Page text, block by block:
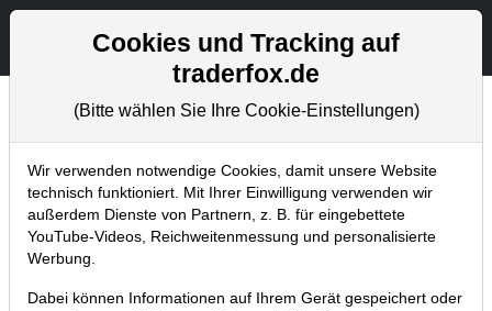
Aktien- und Artikelsuche
Chartanalysen
Home Blog Chartanalysen
Chartanalyse Tesla: Elon Musk zeigt
es seinen Kritikern - Aktie mit
Verdopplungspotenzial!
Cookies und Tracking auf
traderfox.de
(Bitte wählen Sie Ihre Cookie-Einstellungen)
Wir verwenden notwendige Cookies, damit unsere Website
technisch funktioniert. Mit Ihrer Einwilligung verwenden wir
außerdem Dienste von Partnern, z. B. für eingebettete
YouTube-Videos, Reichweitenmessung und personalisierte
Werbung.
Dabei können Informationen auf Ihrem Gerät gespeichert oder